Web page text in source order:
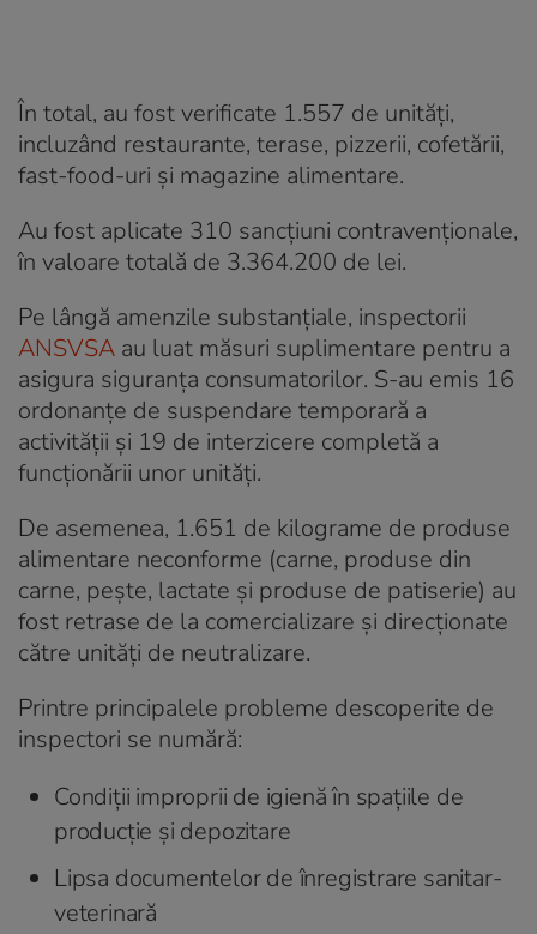
În total, au fost verificate 1.557 de unități,
incluzând restaurante, terase, pizzerii, cofetării,
fast-food-uri și magazine alimentare.
Au fost aplicate 310 sancțiuni contravenționale,
în valoare totală de 3.364.200 de lei.
Pe lângă amenzile substanțiale, inspectorii
ANSVSA au luat măsuri suplimentare pentru a
asigura siguranța consumatorilor. S-au emis 16
ordonanțe de suspendare temporară a
activității și 19 de interzicere completă a
funcționării unor unități.
De asemenea, 1.651 de kilograme de produse
alimentare neconforme (carne, produse din
carne, peşte, lactate şi produse de patiserie) au
fost retrase de la comercializare și direcționate
către unități de neutralizare.
Printre principalele probleme descoperite de
inspectori se numără:
Condiții improprii de igienă în spațiile de
producție și depozitare
Lipsa documentelor de înregistrare sanitar-
veterinară